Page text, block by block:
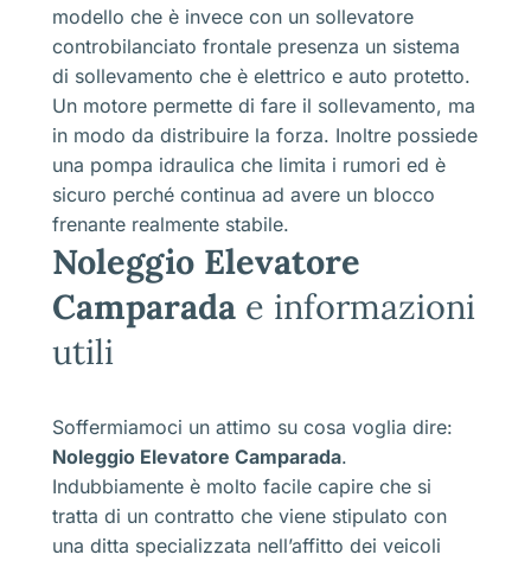
modello che è invece con un sollevatore
controbilanciato frontale presenza un sistema
di sollevamento che è elettrico e auto protetto.
Un motore permette di fare il sollevamento, ma
in modo da distribuire la forza. Inoltre possiede
una pompa idraulica che limita i rumori ed è
sicuro perché continua ad avere un blocco
frenante realmente stabile.
Noleggio Elevatore
Camparada e informazioni
utili
Soffermiamoci un attimo su cosa voglia dire:
Noleggio Elevatore Camparada.
Indubbiamente è molto facile capire che si
tratta di un contratto che viene stipulato con
una ditta specializzata nell’affitto dei veicoli